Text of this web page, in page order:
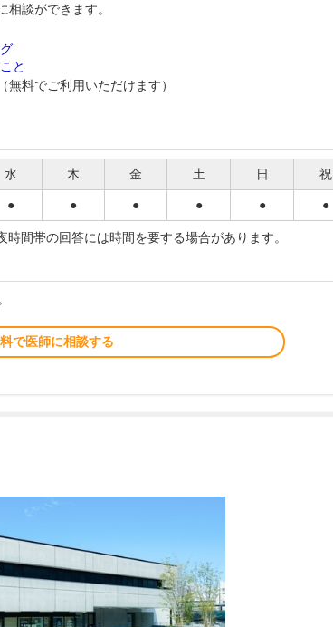
相談ができます。
と
無料でご利用いただけます）
水 木 金 土 日 祝
● ● ● ● ● ●
間帯の回答には時間を要する場合があります。
で医師に相談する